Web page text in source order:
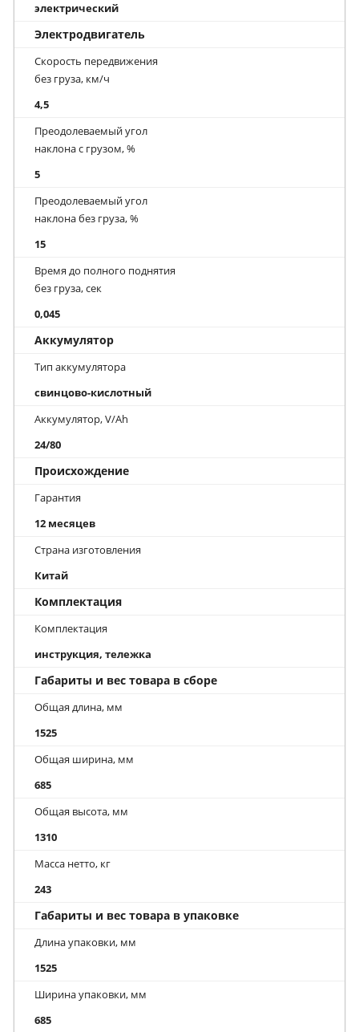
электрический
Электродвигатель
Скорость передвижения
без груза, км/ч
4,5
Преодолеваемый угол
наклона с грузом, %
5
Преодолеваемый угол
наклона без груза, %
15
Время до полного поднятия
без груза, сек
0,045
Аккумулятор
Тип аккумулятора
свинцово-кислотный
Аккумулятор, V/Ah
24/80
Происхождение
Гарантия
12 месяцев
Страна изготовления
Китай
Комплектация
Комплектация
инструкция, тележка
Габариты и вес товара в сборе
Общая длина, мм
1525
Общая ширина, мм
685
Общая высота, мм
1310
Масса нетто, кг
243
Габариты и вес товара в упаковке
Длина упаковки, мм
1525
Ширина упаковки, мм
685